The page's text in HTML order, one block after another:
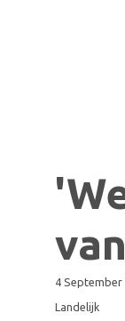
4 September
Landelijk